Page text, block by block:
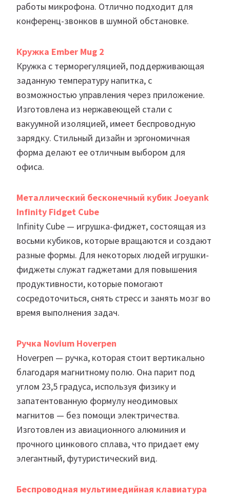
работы микрофона. Отлично подходит для
конференц-звонков в шумной обстановке.
Кружка Ember Mug 2
Кружка с терморегуляцией, поддерживающая
заданную температуру напитка, с
возможностью управления через приложение.
Изготовлена из нержавеющей стали с
вакуумной изоляцией, имеет беспроводную
зарядку. Стильный дизайн и эргономичная
форма делают ее отличным выбором для
офиса.
Металлический бесконечный кубик Joeyank
Infinity Fidget Cube
Infinity Cube — игрушка-фиджет, состоящая из
восьми кубиков, которые вращаются и создают
разные формы. Для некоторых людей игрушки-
фиджеты служат гаджетами для повышения
продуктивности, которые помогают
сосредоточиться, снять стресс и занять мозг во
время выполнения задач.
Ручка Novium Hoverpen
Hoverpen — ручка, которая стоит вертикально
благодаря магнитному полю. Она парит под
углом 23,5 градуса, используя физику и
запатентованную формулу неодимовых
магнитов — без помощи электричества.
Изготовлен из авиационного алюминия и
прочного цинкового сплава, что придает ему
элегантный, футуристический вид.
Беспроводная мультимедийная клавиатура